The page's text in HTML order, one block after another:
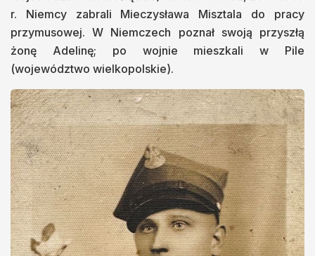
r. Niemcy zabrali Mieczysława Misztala do pracy
przymusowej. W Niemczech poznał swoją przyszłą
żonę Adelinę; po wojnie mieszkali w Pile
(województwo wielkopolskie).